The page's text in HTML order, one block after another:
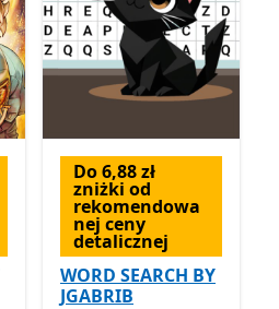
Do 6,88 zł
zniżki od
rekomendowa
nej ceny
detalicznej
WORD SEARCH BY
JGABRIB